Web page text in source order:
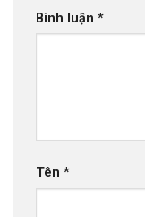
Bình luận *
Tên *